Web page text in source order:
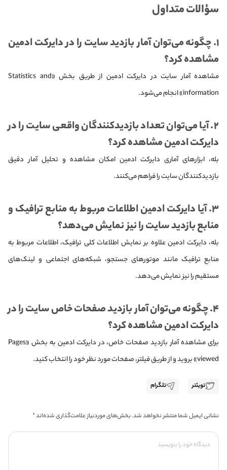
سؤالات متداول
۱. چگونه می‌توان آمار بازدید سایت را در دایرکت ادمین
مشاهده کرد؟
مشاهده آمار سایت در دایرکت ادمین از طریق بخش «Statistics and
information» انجام می‌شود.
۲. آیا می‌توان تعداد بازدیدکنندگان واقعی سایت را در
دایرکت ادمین مشاهده کرد؟
بله، ابزارهای آماری دایرکت ادمین امکان مشاهده و تحلیل آمار دقیق
بازدیدکنندگان سایت را فراهم می‌کنند.
۳. آیا دایرکت ادمین اطلاعات مربوط به منابع ترافیک و
منابع بازدید سایت را نیز نمایش می‌دهد؟
بله، دایرکت ادمین علاوه بر نمایش اطلاعات کلی ترافیک، اطلاعات مربوط به
منابع ترافیک مانند موتورهای جستجو، شبکه‌های اجتماعی و لینک‌های
مستقیم را نیز نمایش می‌دهد.
۴. چگونه می‌توان آمار بازدید صفحات خاص سایت را در
دایرکت ادمین مشاهده کرد؟
برای مشاهده آمار بازدید صفحات خاص، در دایرکت ادمین به بخش «Pages
viewed» بروید و از طریق فیلتر، صفحات مورد نظر خود را انتخاب کنید.
تویئتر تلگرام
نشانی ایمیل شما منتشر نخواهد شد.بخش‌های موردنیاز علامت‌گذاری شده‌اند*